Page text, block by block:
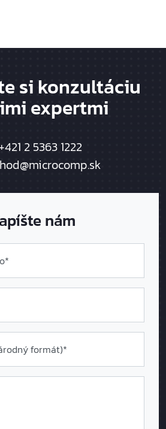
si konzultáciu
expertmi
2 5363 1222
nám
formát)*